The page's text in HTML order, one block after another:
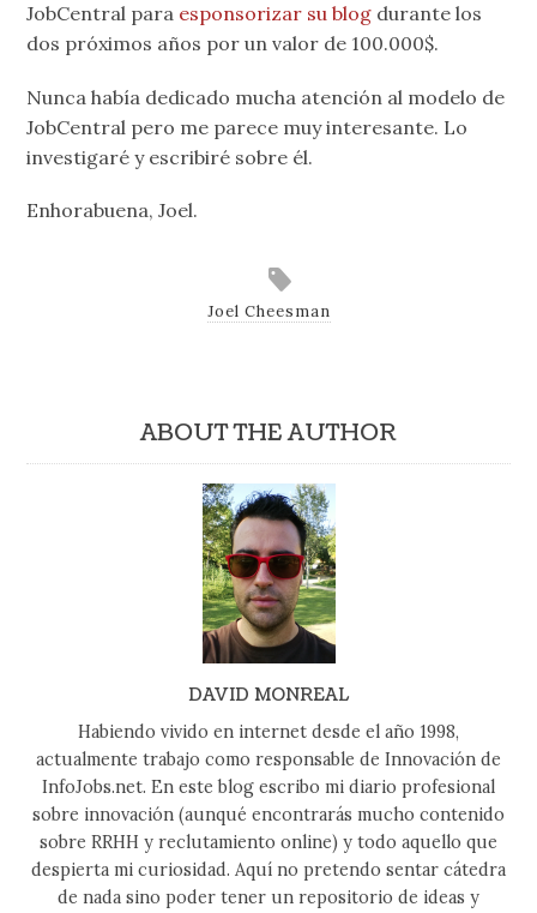
JobCentral para esponsorizar su blog durante los
dos próximos años por un valor de 100.000$.
Nunca había dedicado mucha atención al modelo de
JobCentral pero me parece muy interesante. Lo
investigaré y escribiré sobre él.
Enhorabuena, Joel.
Joel Cheesman
ABOUT THE AUTHOR
DAVID MONREAL
Habiendo vivido en internet desde el año 1998,
actualmente trabajo como responsable de Innovación de
InfoJobs.net. En este blog escribo mi diario profesional
sobre innovación (aunqué encontrarás mucho contenido
sobre RRHH y reclutamiento online) y todo aquello que
despierta mi curiosidad. Aquí no pretendo sentar cátedra
de nada sino poder tener un repositorio de ideas y